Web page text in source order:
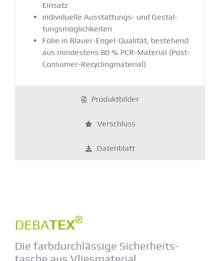
Einsatz
indivi­duelle Ausstat­tungs- und Gestal­
tungs­mög­lich­keiten
Folie in Blauer-Engel-Qualität, bestehend
aus mindestens 80 % PCR-Material (Post-
Consumer-Recycling­ma­terial)
Produkt­bilder
Verschluss
Daten­blatt
DEBATEX®
Die farbdurch­lässige Sicher­heits­